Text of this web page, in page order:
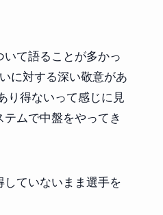
て語ることが多かっ
に対する深い敬意があ
り得ないって感じに見
ムで中盤をやってき
していないまま選手を